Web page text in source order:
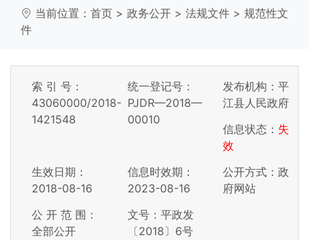
当前位置： 首页 > 政务公开 > 法规文件 > 规范性文
件
索 引 号：
43060000/2018-
1421548
统一登记号：
PJDR—2018—
00010
发布机构：平
江县人民政府
信息状态： 失
效
生效日期：
2018-08-16
信息时效期：
2023-08-16
公开方式：政
府网站
公 开 范 围：
全部公开
文号：平政发
〔2018〕6号